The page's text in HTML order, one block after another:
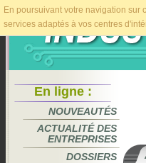
En poursuivant votre navigation sur
services adaptés à vos centres
En ligne :
NOUVEAUTÉS
ACTUALITÉ DES
ENTREPRISES
DOSSIERS